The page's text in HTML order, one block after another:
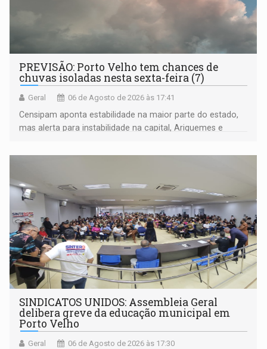
PREVISÃO: Porto Velho tem chances de
chuvas isoladas nesta sexta-feira (7)
Geral 06 de Agosto de 2026 às 17:41
Censipam aponta estabilidade na maior parte do estado,
mas alerta para instabilidade na capital, Ariquemes e
SINDICATOS UNIDOS: Assembleia Geral
delibera greve da educação municipal em
Porto Velho
Geral 06 de Agosto de 2026 às 17:30